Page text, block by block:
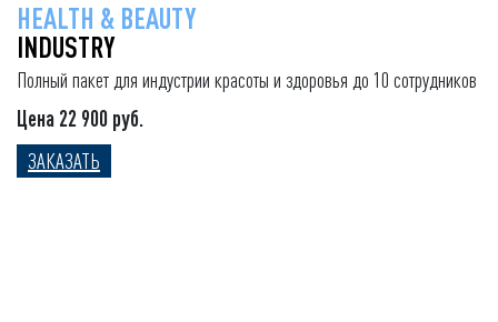
HEALTH & BEAUTY
INDUSTRY
Полный пакет для индустрии красоты и здоровья до 10 сотрудников
Цена 22 900 руб.
ЗАКАЗАТЬ